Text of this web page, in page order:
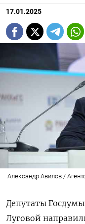
17.01.2025
Александр Авилов /
Депутаты
Луговой